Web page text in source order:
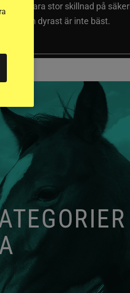
sig vara stor skillnad på
– och dyrast är inte bäst.